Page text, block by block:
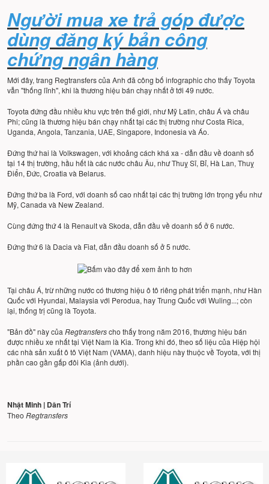
Người mua xe trả góp được
dùng đăng ký bản công
chứng ngân hàng
Mới đây, trang Regtransfers của Anh đã công bố infographic cho thấy Toyota
vẫn "thống lĩnh", khi là thương hiệu bán chạy nhất ở tới 49 nước.
Toyota đứng đầu nhiều khu vực trên thế giới, như Mỹ Latin, châu Á và châu
Phi; cũng là thương hiệu bán chạy nhất tại các thị trường như Costa Rica,
Uganda, Angola, Tanzania, UAE, Singapore, Indonesia và Áo.
Đứng thứ hai là Volkswagen, với khoảng cách khá xa - dẫn đầu về doanh số
tại 14 thị trường, hầu hết là các nước châu Âu, như Thuỵ Sĩ, Bỉ, Hà Lan, Thuỵ
Điển, Đức, Croatia và Belarus.
Đứng thứ ba là Ford, với doanh số cao nhất tại các thị trường lớn trọng yếu như
Mỹ, Canada và New Zealand.
Cùng đứng thứ 4 là Renault và Skoda, dẫn đầu về doanh số ở 6 nước.
Đứng thứ 6 là Dacia và Fiat, dẫn đầu doanh số ở 5 nước.
Tại châu Á, trừ những nước có thương hiệu ô tô riêng phát triển mạnh, như Hàn
Quốc với Hyundai, Malaysia với Perodua, hay Trung Quốc với Wuling...; còn
lại, thống trị cũng là Toyota.
"Bản đồ" này của Regtransferscho thấy trong năm 2016, thương hiệu bán
được nhiều xe nhất tại Việt Nam là Kia. Trong khi đó, theo số liệu của Hiệp hội
các nhà sản xuất ô tô Việt Nam (VAMA), danh hiệu này thuộc về Toyota, với thị
phần cao gần gấp đôi Kia (ảnh dưới).
Nhật Minh | Dân Trí
Theo Regtransfers